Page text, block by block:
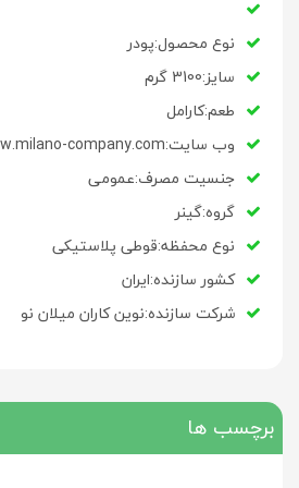
نوع محصول:پودر
سایز:3100 گرم
طعم:کارامل
وب سایت:www.milano-company.com
جنسیت مصرف:عمومی
گروه:گینر
نوع محفظه:قوطی پلاستیکی
کشور سازنده:ایران
شرکت سازنده:نوین کاران میلان نو
برچسب ها